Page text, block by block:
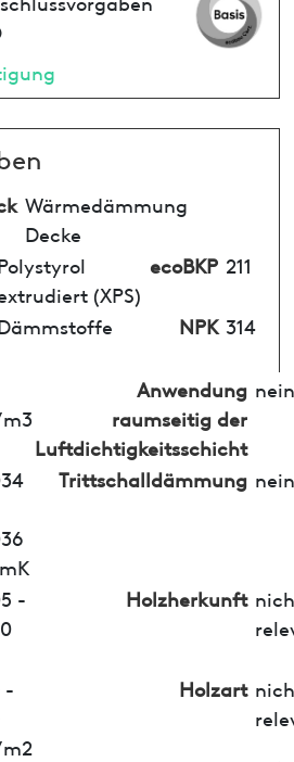
Wärmedämmung
Decke
(XPS)
ecoBKP 211
NPK 314
Anwendung
raumseitig der
Luftdichtigkeitsschicht
nein
Trittschalldämmung nein
-
Holzherkunft
-
Holzart